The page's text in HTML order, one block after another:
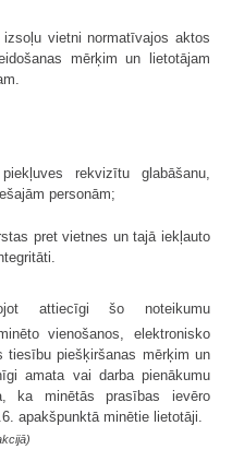
vietni normatīvajos aktos
mērķim un lietotājam
rekvizītu glabāšanu,
personām;
pret vietnes un tajā iekļauto
attiecīgi šo noteikumu
vienošanos, elektronisko
piešķiršanas mērķim un
amata vai darba pienākumu
ka minētās prasības ievēro
apakšpunktā minētie lietotāji.